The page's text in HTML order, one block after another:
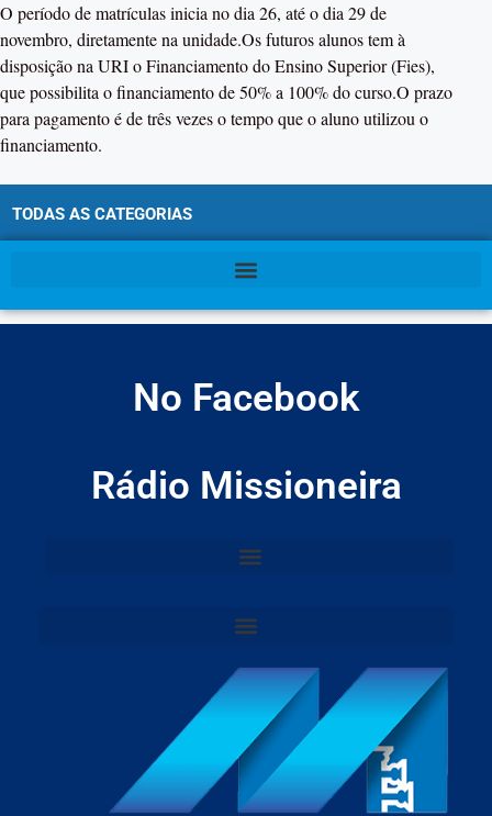
O período de matrículas inicia no dia 26, até o dia 29 de
novembro, diretamente na unidade.Os futuros alunos tem à
disposição na URI o Financiamento do Ensino Superior (Fies),
que possibilita o financiamento de 50% a 100% do curso.O prazo
para pagamento é de três vezes o tempo que o aluno utilizou o
financiamento.
TODAS AS CATEGORIAS
No Facebook
Rádio Missioneira